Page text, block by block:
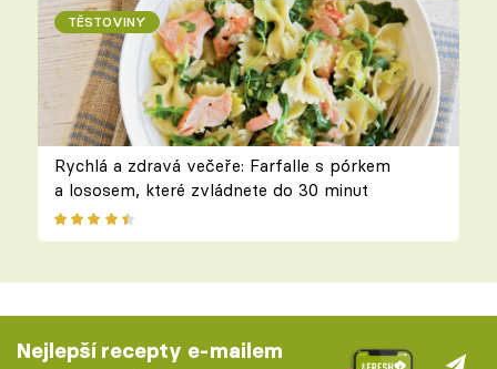
TĚSTOVINY
Rychlá a zdravá večeře: Farfalle s pórkem
a lososem, které zvládnete do 30 minut
Nejlepší recepty e-mailem